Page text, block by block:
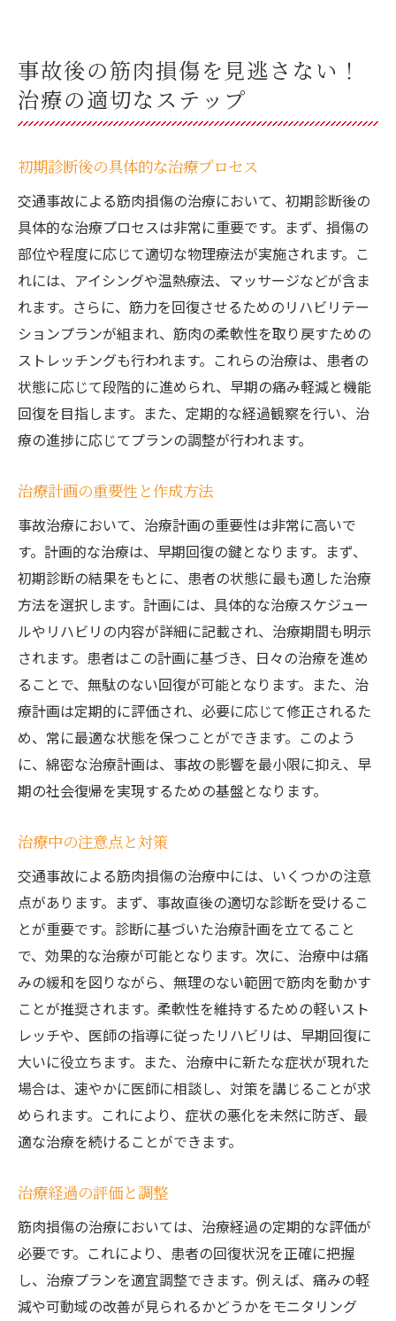
事故後の筋肉損傷を見逃さない！
治療の適切なステップ
初期診断後の具体的な治療プロセス
交通事故による筋肉損傷の治療において、初期診断後の
具体的な治療プロセスは非常に重要です。まず、損傷の
部位や程度に応じて適切な物理療法が実施されます。こ
れには、アイシングや温熱療法、マッサージなどが含ま
れます。さらに、筋力を回復させるためのリハビリテー
ションプランが組まれ、筋肉の柔軟性を取り戻すための
ストレッチングも行われます。これらの治療は、患者の
状態に応じて段階的に進められ、早期の痛み軽減と機能
回復を目指します。また、定期的な経過観察を行い、治
療の進捗に応じてプランの調整が行われます。
治療計画の重要性と作成方法
事故治療において、治療計画の重要性は非常に高いで
す。計画的な治療は、早期回復の鍵となります。まず、
初期診断の結果をもとに、患者の状態に最も適した治療
方法を選択します。計画には、具体的な治療スケジュー
ルやリハビリの内容が詳細に記載され、治療期間も明示
されます。患者はこの計画に基づき、日々の治療を進め
ることで、無駄のない回復が可能となります。また、治
療計画は定期的に評価され、必要に応じて修正されるた
め、常に最適な状態を保つことができます。このよう
に、綿密な治療計画は、事故の影響を最小限に抑え、早
期の社会復帰を実現するための基盤となります。
治療中の注意点と対策
交通事故による筋肉損傷の治療中には、いくつかの注意
点があります。まず、事故直後の適切な診断を受けるこ
とが重要です。診断に基づいた治療計画を立てること
で、効果的な治療が可能となります。次に、治療中は痛
みの緩和を図りながら、無理のない範囲で筋肉を動かす
ことが推奨されます。柔軟性を維持するための軽いスト
レッチや、医師の指導に従ったリハビリは、早期回復に
大いに役立ちます。また、治療中に新たな症状が現れた
場合は、速やかに医師に相談し、対策を講じることが求
められます。これにより、症状の悪化を未然に防ぎ、最
適な治療を続けることができます。
治療経過の評価と調整
筋肉損傷の治療においては、治療経過の定期的な評価が
必要です。これにより、患者の回復状況を正確に把握
し、治療プランを適宜調整できます。例えば、痛みの軽
減や可動域の改善が見られるかどうかをモニタリング